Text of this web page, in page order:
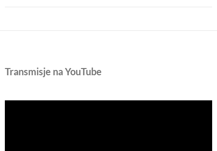
Transmisje na YouTube